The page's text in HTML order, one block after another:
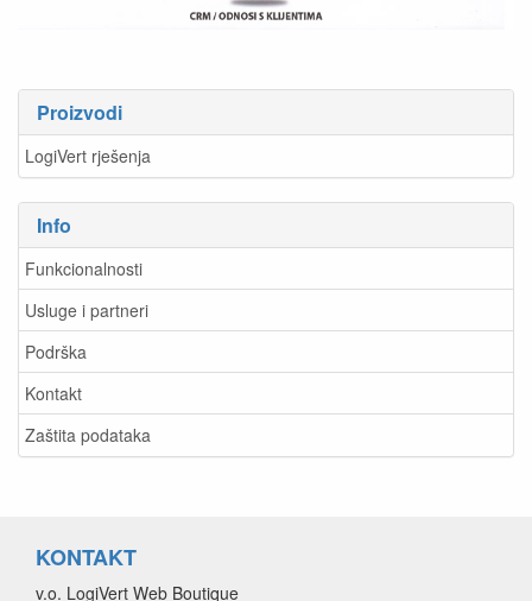
Proizvodi
LogiVert rješenja
Info
Funkcionalnosti
Usluge i partneri
Podrška
Kontakt
Zaštita podataka
KONTAKT
v.o. LogiVert Web Boutique